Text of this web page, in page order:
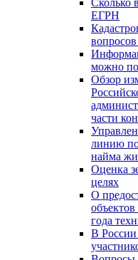
ЕГРН
можно
Обзор
части
линию
найма
Оценка
целях
О
года
В России